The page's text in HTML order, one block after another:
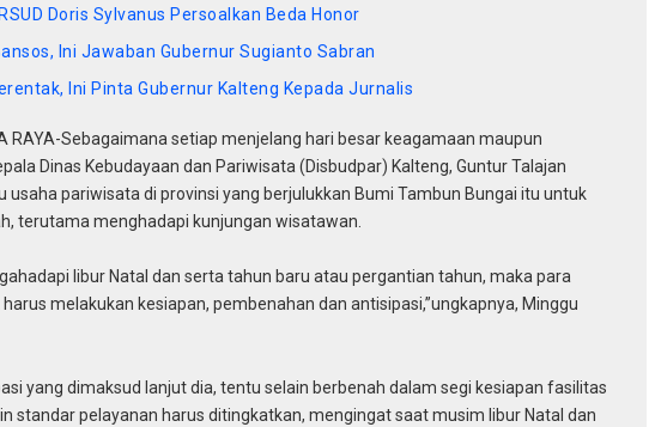
Doris Sylvanus Persoalkan Beda Honor
Ini Jawaban Gubernur Sugianto Sabran
Ini Pinta Gubernur Kalteng Kepada Jurnalis
RAYA-Sebagaimana setiap menjelang hari besar keagamaan maupun
Dinas Kebudayaan dan Pariwisata (Disbudpar) Kalteng, Guntur Talajan
usaha pariwisata di provinsi yang berjulukkan Bumi Tambun Bungai itu untuk
terutama menghadapi kunjungan wisatawan.
libur Natal dan serta tahun baru atau pergantian tahun, maka para
melakukan kesiapan, pembenahan dan antisipasi,”ungkapnya, Minggu
yang dimaksud lanjut dia, tentu selain berbenah dalam segi kesiapan fasilitas
standar pelayanan harus ditingkatkan, mengingat saat musim libur Natal dan